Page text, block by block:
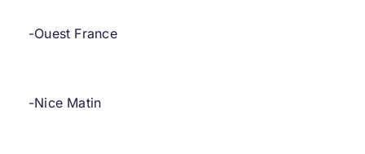
-Ouest France
-Nice Matin